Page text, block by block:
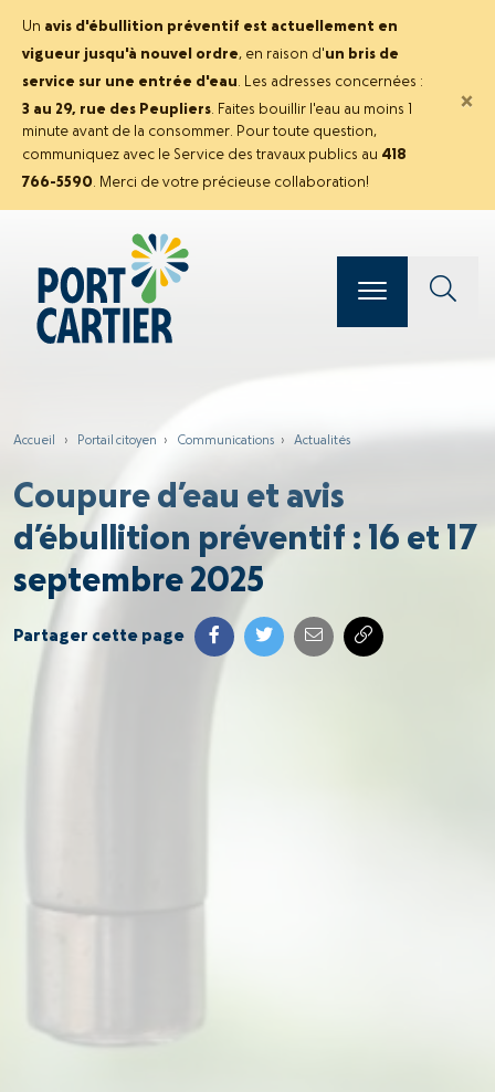
Un avis d'ébullition préventif est actuellement en
vigueur jusqu'à nouvel ordre, en raison d'un bris de
service sur une entrée d'eau. Les adresses concernées :
3 au 29, rue des Peupliers. Faites bouillir l'eau au moins 1
minute avant de la consommer. Pour toute question,
communiquez avec le Service des travaux publics au 418
766-5590. Merci de votre précieuse collaboration!
×
Accueil › Portail citoyen › Communications › Actualités
Coupure d’eau et avis
d’ébullition préventif : 16 et 17
septembre 2025
Partager cette page